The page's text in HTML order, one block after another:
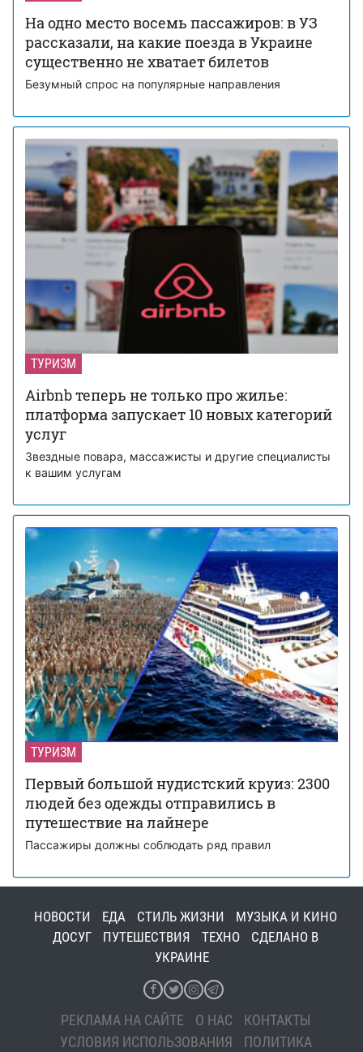
На одно место восемь пассажиров: в УЗ
рассказали, на какие поезда в Украине
существенно не хватает билетов
Безумный спрос на популярные направления
ТУРИЗМ
Airbnb теперь не только про жилье:
платформа запускает 10 новых категорий
услуг
Звездные повара, массажисты и другие специалисты
к вашим услугам
ТУРИЗМ
Первый большой нудистский круиз: 2300
людей без одежды отправились в
путешествие на лайнере
Пассажиры должны соблюдать ряд правил
НОВОСТИ ЕДА СТИЛЬ ЖИЗНИ
МУЗЫКА И КИНО
ДОСУГ
ПУТЕШЕСТВИЯ ТЕХНО
СДЕЛАНО В
УКРАИНЕ
РЕКЛАМА НА САЙТЕ О НАС
КОНТАКТЫ
УСЛОВИЯ ИСПОЛЬЗОВАНИЯ
ПОЛИТИКА